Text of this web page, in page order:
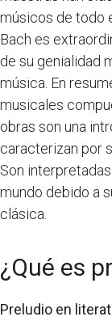
músicos de todo
Bach es
de su genialidad
música. En
musicales
obras son una
caracterizan por
Son
mundo debido a
clásica.
¿Qué es
Preludio en